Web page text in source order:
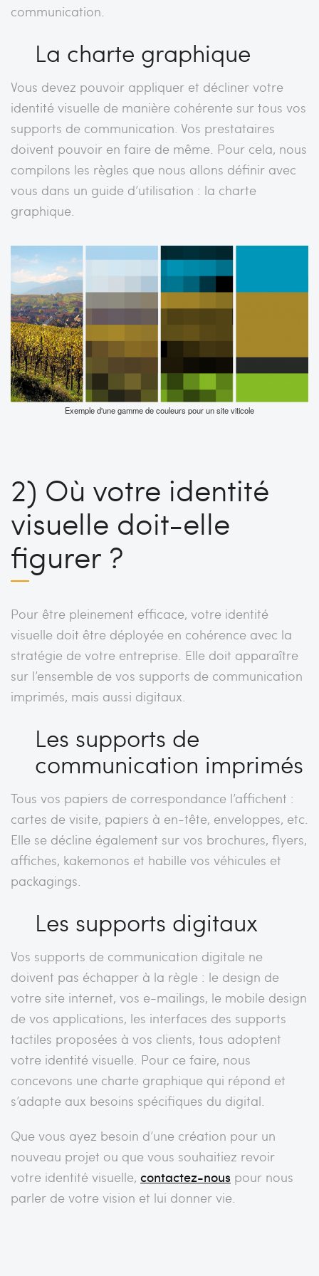
communication.
La charte graphique
Vous devez pouvoir appliquer et décliner votre
identité visuelle de manière cohérente sur tous vos
supports de communication. Vos prestataires
doivent pouvoir en faire de même. Pour cela, nous
compilons les règles que nous allons définir avec
vous dans un guide d’utilisation : la charte
graphique.
Exemple d'une gamme de couleurs pour un site viticole
2) Où votre identité
visuelle doit-elle
figurer ?
Pour être pleinement efficace, votre identité
visuelle doit être déployée en cohérence avec la
stratégie de votre entreprise. Elle doit apparaître
sur l’ensemble de vos supports de communication
imprimés, mais aussi digitaux.
Les supports de
communication imprimés
Tous vos papiers de correspondance l’affichent :
cartes de visite, papiers à en-tête, enveloppes, etc.
Elle se décline également sur vos brochures, flyers,
affiches, kakemonos et habille vos véhicules et
packagings.
Les supports digitaux
Vos supports de communication digitale ne
doivent pas échapper à la règle : le design de
votre site internet, vos e-mailings, le mobile design
de vos applications, les interfaces des supports
tactiles proposées à vos clients, tous adoptent
votre identité visuelle. Pour ce faire, nous
concevons une charte graphique qui répond et
s’adapte aux besoins spécifiques du digital.
Que vous ayez besoin d’une création pour un
nouveau projet ou que vous souhaitiez revoir
votre identité visuelle, contactez-nous pour nous
parler de votre vision et lui donner vie.